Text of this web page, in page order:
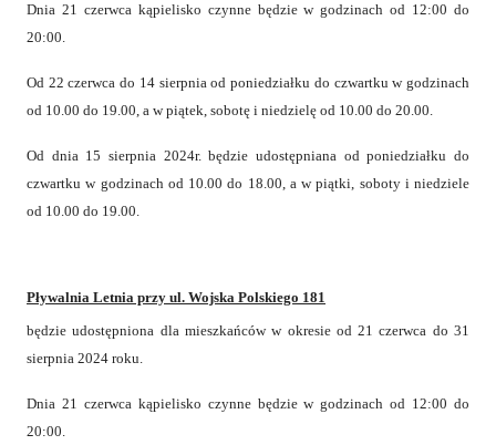
Dnia 21 czerwca kąpielisko czynne będzie w godzinach od 12:00 do
20:00.
Od 22 czerwca do 14 sierpnia od poniedziałku do czwartku w godzinach
od 10.00 do 19.00, a w piątek, sobotę i niedzielę od 10.00 do 20.00.
Od dnia 15 sierpnia 2024r. będzie udostępniana od poniedziałku do
czwartku w godzinach od 10.00 do 18.00, a w piątki, soboty i niedziele
od 10.00 do 19.00.
Pływalnia Letnia przy ul. Wojska Polskiego 181
będzie udostępniona dla mieszkańców w okresie od 21 czerwca do 31
sierpnia 2024 roku.
Dnia 21 czerwca kąpielisko czynne będzie w godzinach od 12:00 do
20:00.